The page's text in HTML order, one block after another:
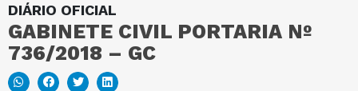
DIÁRIO OFICIAL
GABINETE CIVIL PORTARIA Nº
736/2018 – GC
MAPA DO SITE
PORTAL DA TRANSPARÊNCIA